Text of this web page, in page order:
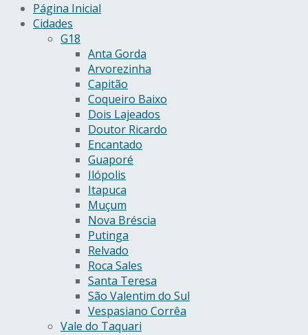
Página Inicial
Cidades
G18
Anta Gorda
Arvorezinha
Capitão
Coqueiro Baixo
Dois Lajeados
Doutor Ricardo
Encantado
Guaporé
Ilópolis
Itapuca
Muçum
Nova Bréscia
Putinga
Relvado
Roca Sales
Santa Teresa
São Valentim do Sul
Vespasiano Corrêa
Vale do Taquari